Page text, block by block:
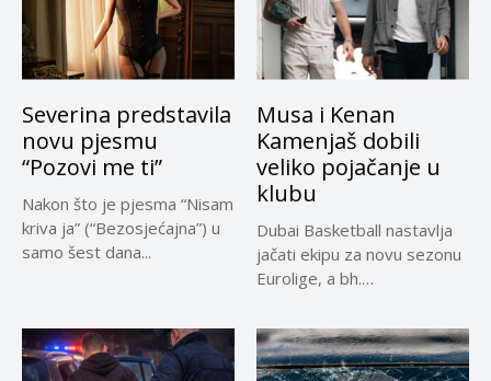
Severina predstavila
novu pjesmu
“Pozovi me ti”
Nakon što je pjesma “Nisam
kriva ja” (“Bezosjećajna”) u
samo šest dana...
Musa i Kenan
Kamenjaš dobili
veliko pojačanje u
klubu
Dubai Basketball nastavlja
jačati ekipu za novu sezonu
Eurolige, a bh.